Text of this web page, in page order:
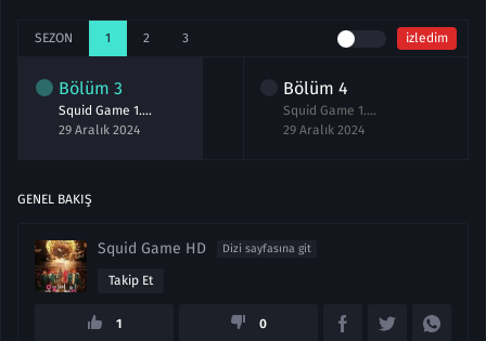
SEZON 1 2 3 izledim
Bölüm 3
Squid Game 1.Sezon 3.Bölüm izle
29 Aralık 2024
Bölüm 4
Squid Game 1.Sezon 4.Bölüm izle Full
29 Aralık 2024
GENEL BAKIŞ
Squid Game HD Dizi sayfasına git
Takip Et
1 0